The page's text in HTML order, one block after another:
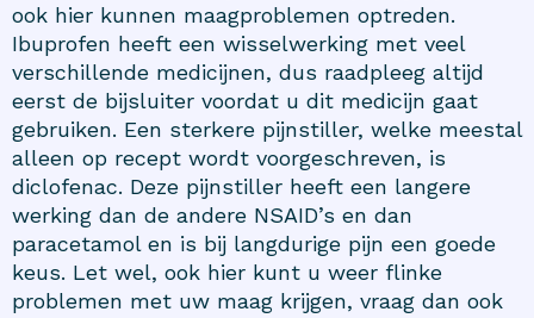
ook hier kunnen maagproblemen optreden.
Ibuprofen heeft een wisselwerking met veel
verschillende medicijnen, dus raadpleeg altijd
eerst de bijsluiter voordat u dit medicijn gaat
gebruiken. Een sterkere pijnstiller, welke meestal
alleen op recept wordt voorgeschreven, is
diclofenac. Deze pijnstiller heeft een langere
werking dan de andere NSAID’s en dan
paracetamol en is bij langdurige pijn een goede
keus. Let wel, ook hier kunt u weer flinke
problemen met uw maag krijgen, vraag dan ook